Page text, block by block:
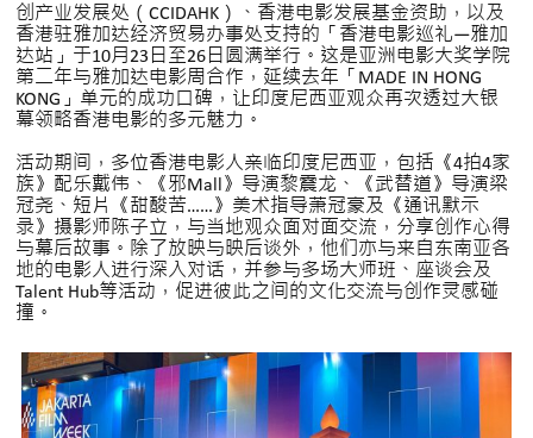
创产业发展处（CCIDAHK）、香港电影发展基金资助，以及
香港驻雅加达经济贸易办事处支持的「香港电影巡礼—雅加
达站」于10月23日至26日圆满举行。这是亚洲电影大奖学院
第二年与雅加达电影周合作，延续去年「MADE IN HONG
KONG」单元的成功口碑，让印度尼西亚观众再次透过大银
幕领略香港电影的多元魅力。
活动期间，多位香港电影人亲临印度尼西亚，包括《4拍4家
族》配乐戴伟、《邪Mall》导演黎震龙、《武替道》导演梁
冠尧、短片《甜酸苦……》美术指导萧冠豪及《通讯默示
录》摄影师陈子立，与当地观众面对面交流，分享创作心得
与幕后故事。除了放映与映后谈外，他们亦与来自东南亚各
地的电影人进行深入对话，并参与多场大师班、座谈会及
Talent Hub等活动，促进彼此之间的文化交流与创作灵感碰
撞。